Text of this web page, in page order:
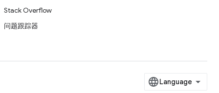
Stack Overflow
问题跟踪器